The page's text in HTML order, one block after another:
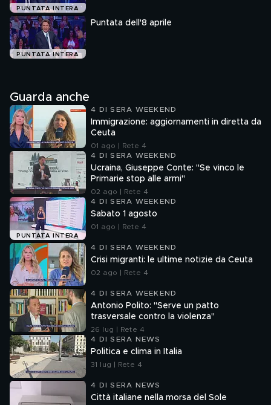
PUNTATA INTERA
PUNTATA INTERA
Puntata dell'8 aprile
Guarda anche
4 DI SERA WEEKEND
Immigrazione: aggiornamenti in diretta da
Ceuta
01 ago | Rete 4
4 DI SERA WEEKEND
Ucraina, Giuseppe Conte: "Se vinco le
Primarie stop alle armi"
02 ago | Rete 4
PUNTATA INTERA
4 DI SERA WEEKEND
Sabato 1 agosto
01 ago | Rete 4
4 DI SERA WEEKEND
Crisi migranti: le ultime notizie da Ceuta
02 ago | Rete 4
4 DI SERA WEEKEND
Antonio Polito: "Serve un patto
trasversale contro la violenza"
26 lug | Rete 4
4 DI SERA NEWS
Politica e clima in Italia
31 lug | Rete 4
4 DI SERA NEWS
Città italiane nella morsa del Sole